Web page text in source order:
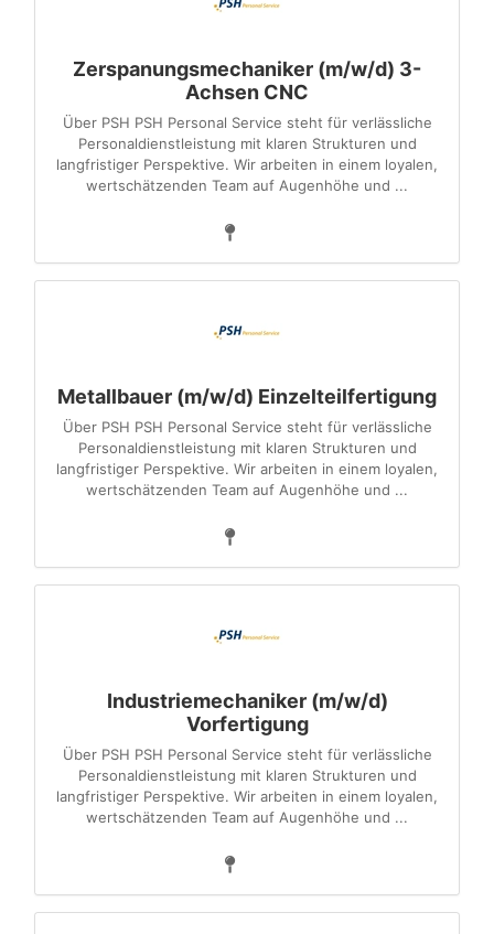
Zerspanungsmechaniker (m/w/d) 3-
Achsen CNC
Über PSH PSH Personal Service steht für verlässliche
Personaldienstleistung mit klaren Strukturen und
langfristiger Perspektive. Wir arbeiten in einem loyalen,
wertschätzenden Team auf Augenhöhe und ...
Metallbauer (m/w/d) Einzelteilfertigung
Über PSH PSH Personal Service steht für verlässliche
Personaldienstleistung mit klaren Strukturen und
langfristiger Perspektive. Wir arbeiten in einem loyalen,
wertschätzenden Team auf Augenhöhe und ...
Industriemechaniker (m/w/d)
Vorfertigung
Über PSH PSH Personal Service steht für verlässliche
Personaldienstleistung mit klaren Strukturen und
langfristiger Perspektive. Wir arbeiten in einem loyalen,
wertschätzenden Team auf Augenhöhe und ...